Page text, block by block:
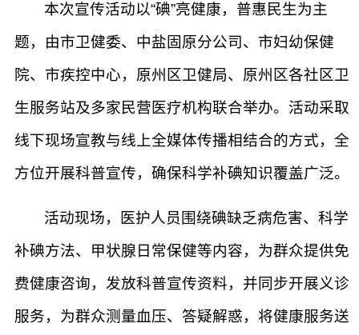
本次宣传活动以“碘”亮健康，普惠民生为主
题，由市卫健委、中盐固原分公司、市妇幼保健
院、市疾控中心，原州区卫健局、原州区各社区卫
生服务站及多家民营医疗机构联合举办。活动采取
线下现场宣教与线上全媒体传播相结合的方式，全
方位开展科普宣传，确保科学补碘知识覆盖广泛。
活动现场，医护人员围绕碘缺乏病危害、科学
补碘方法、甲状腺日常保健等内容，为群众提供免
费健康咨询，发放科普宣传资料，并同步开展义诊
服务，为群众测量血压、答疑解惑，将健康服务送